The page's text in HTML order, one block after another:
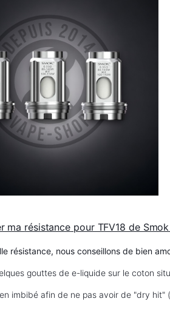
ma résistance pour TFV18 de
résistance, nous conseillons de bien
gouttes de e-liquide sur le coton
imbibé afin de ne pas avoir de "dry hit"